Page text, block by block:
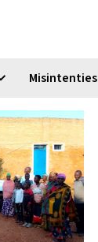
Misintenties